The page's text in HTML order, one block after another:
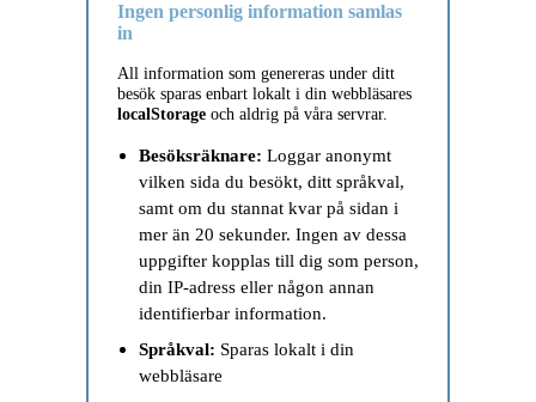
Ingen personlig information samlas
in
All information som genereras under ditt
besök sparas enbart lokalt i din webbläsares
localStorage och aldrig på våra servrar.
Besöksräknare: Loggar anonymt
vilken sida du besökt, ditt språkval,
samt om du stannat kvar på sidan i
mer än 20 sekunder. Ingen av dessa
uppgifter kopplas till dig som person,
din IP-adress eller någon annan
identifierbar information.
Språkval: Sparas lokalt i din
webbläsare